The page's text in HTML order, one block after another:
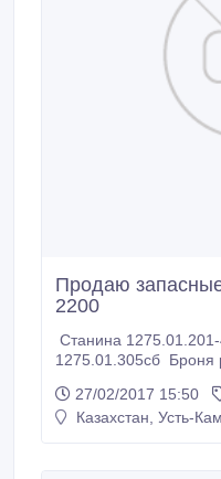
Продаю
2200
Станина
1275.01.305сб Броня
1275.01.329
1275.02.203 Вал
27/02/2017 15:50
Казахстан, Усть-